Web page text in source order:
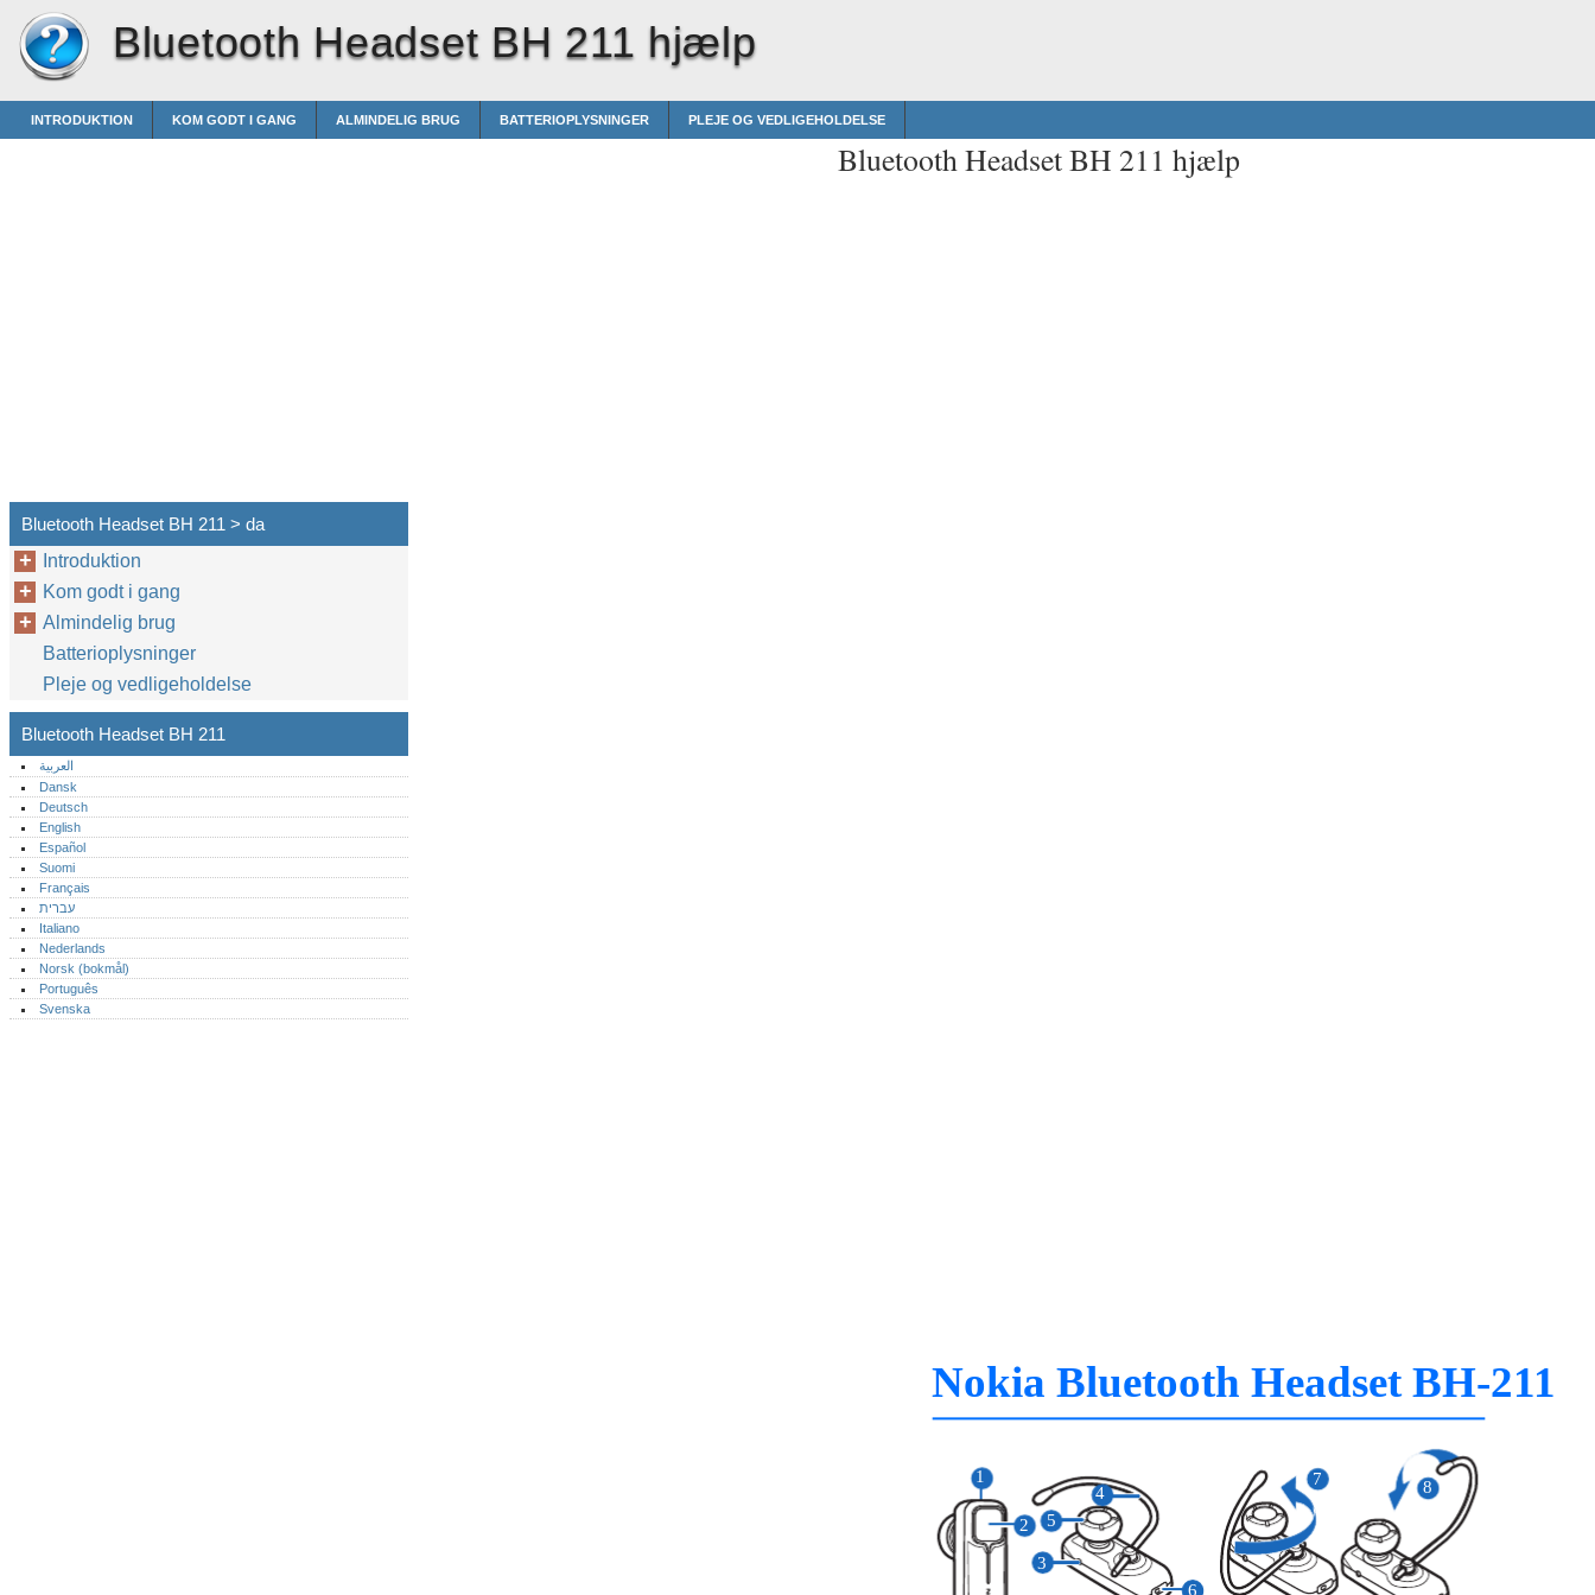
Bluetooth Headset BH 211 hjælp
INTRODUKTION KOM GODT I GANG ALMINDELIG BRUG BATTERIOPLYSNINGER PLEJE OG VEDLIGEHOLDELSE
Bluetooth Headset BH 211 hjælp
Nokia Bluetooth Headset BH-211
8
7
4
5
3
6
1
2
Bluetooth Headset BH 211 > da
Introduktion
Kom godt i gang
Almindelig brug
Batterioplysninger
Pleje og vedligeholdelse
Bluetooth Headset BH 211
العربية
Dansk
Deutsch
English
Español
Suomi
Français
עברית
Italiano
Nederlands
Norsk (bokmål)‎
Português‎
Svenska